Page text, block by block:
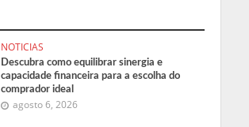
NOTICIAS
Descubra como equilibrar sinergia e
capacidade financeira para a escolha do
comprador ideal
agosto 6, 2026